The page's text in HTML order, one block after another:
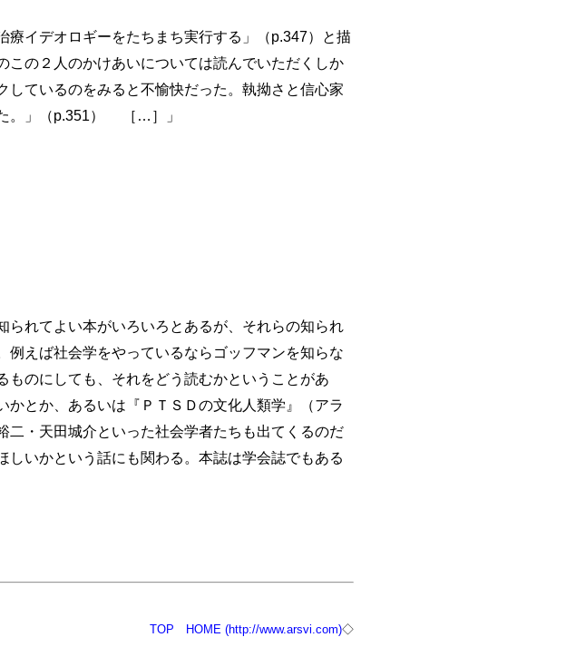
イデオロギーをたちまち実行する」（p.347）と描
の２人のかけあいについては読んでいただくしか
ているのをみると不愉快だった。執拗さと信心家
。」（p.351） ［…］」
れてよい本がいろいろとあるが、それらの知られ
えば社会学をやっているならゴッフマンを知らな
のにしても、それをどう読むかということがあ
とか、あるいは『ＰＴＳＤの文化人類学』（アラ
・天田城介といった社会学者たちも出てくるのだ
いかという話にも関わる。本誌は学会誌でもある
TOP
HOME (http://www.arsvi.com)◇